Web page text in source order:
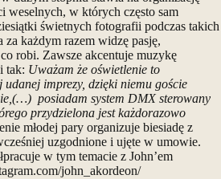
weselnych, w których często sam
świetnych fotografii podczas takich
każdym razem widzę pasję,
robi. Zawsze akcentuje muzykę
tak: Uważam że oświetlenie to
udanej imprezy, dzięki niemu goście
posiadam system DMX sterowany
przydzielona jest każdorazowo
młodej pary organizuje biesiadę z
uzgodnione i ujęte w umowie.
w tym temacie z John’em
john_akordeon/